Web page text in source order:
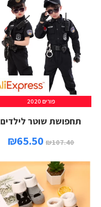
פורים 2020
תחפושת שוטר לילדים
₪107.40
₪65.50